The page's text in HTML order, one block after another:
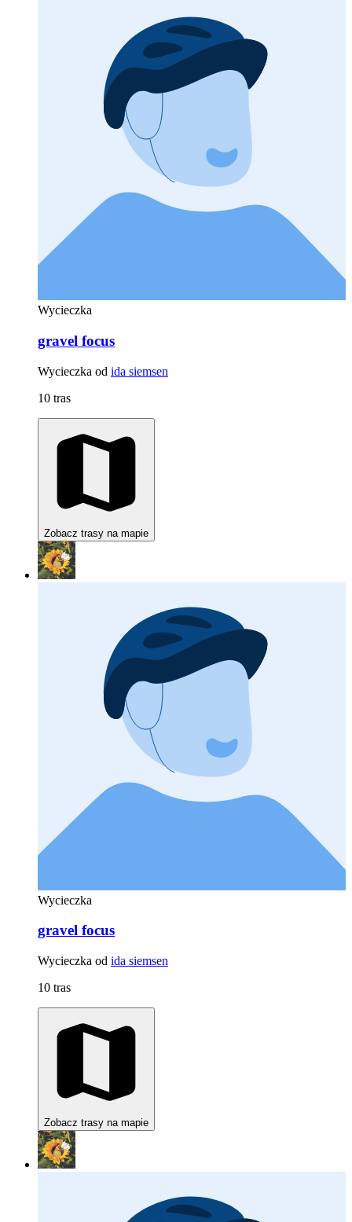
Wycieczka
gravel focus
Wycieczka od ida siemsen
10 tras
Zobacz trasy na mapie
Wycieczka
gravel focus
Wycieczka od ida siemsen
10 tras
Zobacz trasy na mapie